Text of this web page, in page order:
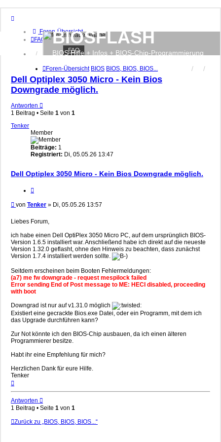
Foren-Übersicht
FAQ
Anmelden
BIOSFLASH
BIOS Hilfe + Infos + BIOS-Chip-Programmierung
FAQ
Foren-Übersicht BIOS BIOS, BIOS, BIOS...
Dell Optiplex 3050 Micro - Kein Bios
Downgrade möglich.
Antworten
1 Beitrag • Seite 1 von 1
Tenker
Member
Beiträge: 1
Registriert: Di, 05.05.26 13:47
Dell Optiplex 3050 Micro - Kein Bios Downgrade möglich.
Beitrag
von Tenker » Di, 05.05.26 13:57
Liebes Forum,
ich habe einen Dell OptiPlex 3050 Micro PC, auf dem ursprünglich BIOS-
Version 1.6.5 installiert war. Anschließend habe ich direkt auf die neueste
Version 1.32.0 geflasht, ohne den Hinweis zu beachten, dass zunächst
Version 1.7.4 installiert werden sollte.
Seitdem erscheinen beim Booten Fehlermeldungen:
(a7) me fw downgrade - request mespilock failed
Error sending End of Post message to ME: HECI disabled, proceeding
with boot
Downgrad ist nur auf v1.31.0 möglich
Existiert eine gecrackte Bios.exe Datei, oder ein Programm, mit dem ich
das Upgrade durchführen kann?
Zur Not könnte ich den BIOS-Chip ausbauen, da ich einen älteren
Programmierer besitze.
Habt ihr eine Empfehlung für mich?
Herzlichen Dank für eure Hilfe.
Tenker
Antworten
1 Beitrag • Seite 1 von 1
Zurück zu „BIOS, BIOS, BIOS...“